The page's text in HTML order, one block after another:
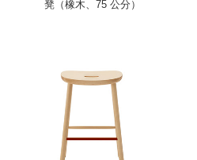
凳（橡木、75 公分）